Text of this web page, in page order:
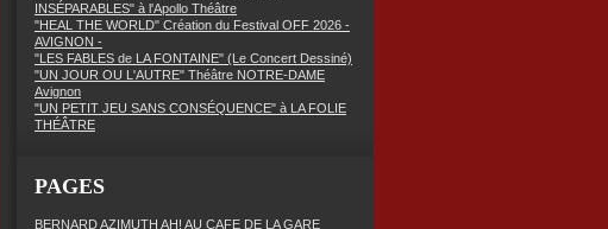
INSÉPARABLES" à l'Apollo Théâtre
"HEAL THE WORLD" Création du Festival OFF 2026 -
AVIGNON -
"LES FABLES de LA FONTAINE" (Le Concert Dessiné)
"UN JOUR OU L'AUTRE" Théâtre NOTRE-DAME
Avignon
"UN PETIT JEU SANS CONSÉQUENCE" à LA FOLIE
THÉÂTRE
PAGES
BERNARD AZIMUTH AH! AU CAFE DE LA GARE